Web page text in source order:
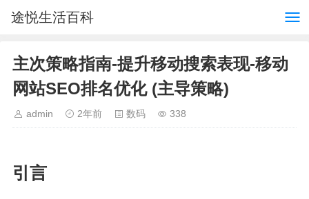
途悦生活百科
主次策略指南-提升移动搜索表现-移动
网站SEO排名优化 (主导策略)
admin 2年前 数码 338
引言